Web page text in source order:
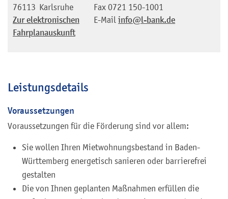
76113 Karlsruhe
Zur elektronischen
Fahrplanauskunft
Fax 0721 150-1001
E-Mail info@l-bank.de
Leistungsdetails
Voraussetzungen
Voraussetzungen für die Förderung sind vor allem:
Sie wollen Ihren Mietwohnungsbestand in Baden-
Württemberg energetisch sanieren oder barrierefrei
gestalten
Die von Ihnen geplanten Maßnahmen erfüllen die